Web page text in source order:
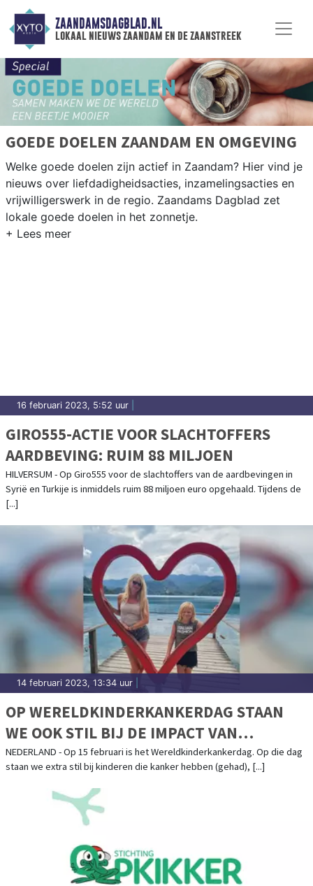
ZAANDAMSDAGBLAD.NL
lokaal nieuws zaandam en de zaanstreek
GOEDE DOELEN ZAANDAM EN OMGEVING
Welke goede doelen zijn actief in Zaandam? Hier vind je
nieuws over liefdadigheidsacties, inzamelingsacties en
vrijwilligerswerk in de regio. Zaandams Dagblad zet
lokale goede doelen in het zonnetje.
16 februari 2023, 5:52 uur
GIRO555-ACTIE VOOR SLACHTOFFERS
AARDBEVING: RUIM 88 MILJOEN
HILVERSUM - Op Giro555 voor de slachtoffers van de aardbevingen in
Syrië en Turkije is inmiddels ruim 88 miljoen euro opgehaald. Tijdens de
[...]
14 februari 2023, 13:34 uur
OP WERELDKINDERKANKERDAG STAAN
WE OOK STIL BIJ DE IMPACT VAN
KINDERKANKER OP HET GEZIN
NEDERLAND - Op 15 februari is het Wereldkinderkankerdag. Op die dag
staan we extra stil bij kinderen die kanker hebben (gehad), [...]